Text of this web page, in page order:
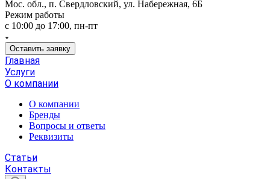
Мос. обл., п. Свердловский, ул. Набережная, 6Б
Режим работы
c 10:00 до 17:00, пн-пт
Оставить заявку
Главная
Услуги
О компании
О компании
Бренды
Вопросы и ответы
Реквизиты
Статьи
Контакты